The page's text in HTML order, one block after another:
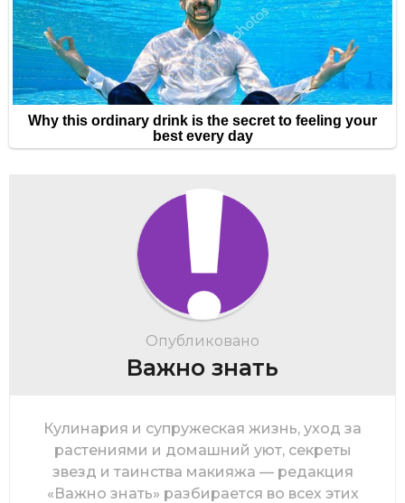
Опубликовано
Важно знать
Кулинария и супружеская жизнь, уход за
растениями и домашний уют, секреты
звезд и таинства макияжа — редакция
«Важно знать» разбирается во всех этих